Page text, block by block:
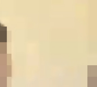
sản